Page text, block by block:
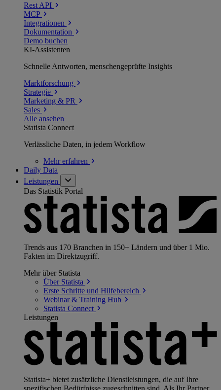
Rest API
MCP
Integrationen
Dokumentation
Demo buchen
KI-Assistenten
Schnelle Antworten, menschengeprüfte Insights
Marktforschung
Strategie
Marketing & PR
Sales
Alle ansehen
Statista Connect
Verlässliche Daten, in jedem Workflow
Mehrerfahren
Daily Data
Leistungen
Das Statistik Portal
Trends aus 170 Branchen in 150+ Ländern und über 1 Mio.
Fakten im Direktzugriff.
Mehr über Statista
Über Statista
Erste Schritte und Hilfebereich
Webinar & Training Hub
Statista Connect
Leistungen
Statista+ bietet zusätzliche Dienstleistungen, die auf Ihre
spezifischen Bedürfnisse zugeschnitten sind. Als Ihr Partner